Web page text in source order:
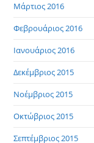
Μάρτιος 2016
Φεβρουάριος 2016
Ιανουάριος 2016
Δεκέμβριος 2015
Νοέμβριος 2015
Οκτώβριος 2015
Σεπτέμβριος 2015